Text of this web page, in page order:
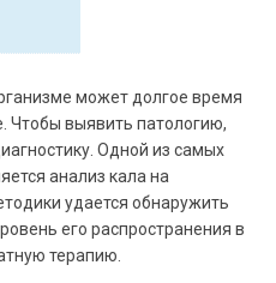
может долгое время
Чтобы выявить патологию,
Одной из самых
анализ кала на
удается обнаружить
его распространения в
терапию.